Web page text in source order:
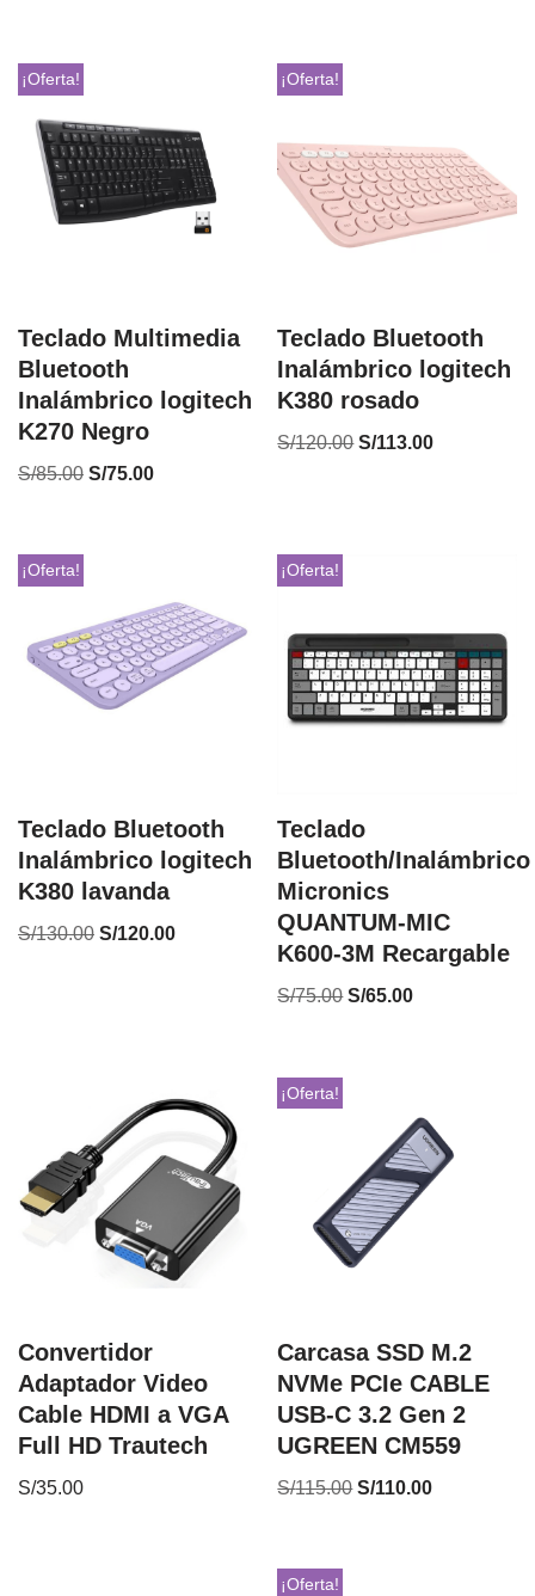
¡Oferta!
Teclado Multimedia
Bluetooth
Inalámbrico logitech
K270 Negro
S/85.00 S/75.00
¡Oferta!
Teclado Bluetooth
Inalámbrico logitech
K380 rosado
S/120.00 S/113.00
¡Oferta!
Teclado Bluetooth
Inalámbrico logitech
K380 lavanda
S/130.00 S/120.00
¡Oferta!
Teclado
Bluetooth/Inalámbrico
Micronics
QUANTUM-MIC
K600-3M Recargable
S/75.00 S/65.00
Convertidor
Adaptador Video
Cable HDMI a VGA
Full HD Trautech
S/35.00
¡Oferta!
Carcasa SSD M.2
NVMe PCIe CABLE
USB-C 3.2 Gen 2
UGREEN CM559
S/115.00 S/110.00
¡Oferta!